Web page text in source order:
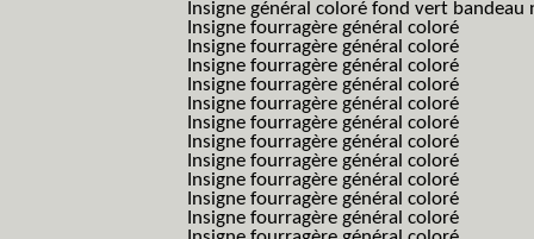
Insigne général coloré fond vert bandeau
Insigne fourragère général coloré
Insigne fourragère général coloré
Insigne fourragère général coloré
Insigne fourragère général coloré
Insigne fourragère général coloré
Insigne fourragère général coloré
Insigne fourragère général coloré
Insigne fourragère général coloré
Insigne fourragère général coloré
Insigne fourragère général coloré
Insigne fourragère général coloré